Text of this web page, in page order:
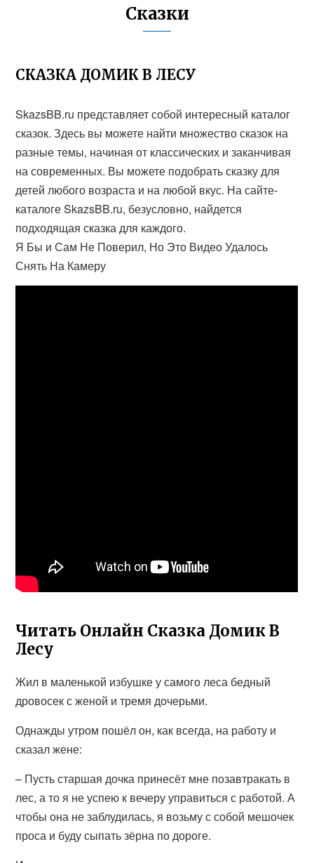
Сказки
СКАЗКА ДОМИК В ЛЕСУ
SkazsBB.ru представляет собой интересный каталог
сказок. Здесь вы можете найти множество сказок на
разные темы, начиная от классических и заканчивая
на современных. Вы можете подобрать сказку для
детей любого возраста и на любой вкус. На сайте-
каталоге SkazsBB.ru, безусловно, найдется
подходящая сказка для каждого.
Я Бы и Сам Не Поверил, Но Это Видео Удалось
Снять На Камеру
Читать Онлайн Сказка Домик В
Лесу
Жил в маленькой избушке у самого леса бедный
дровосек с женой и тремя дочерьми.
Однажды утром пошёл он, как всегда, на работу и
сказал жене:
– Пусть старшая дочка принесёт мне позавтракать в
лес, а то я не успею к вечеру управиться с работой. А
чтобы она не заблудилась, я возьму с собой мешочек
проса и буду сыпать зёрна по дороге.